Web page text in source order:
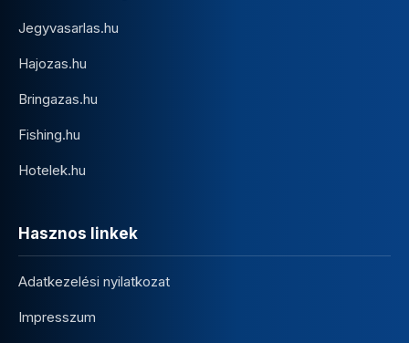
Jegyvasarlas.hu
Hajozas.hu
Bringazas.hu
Fishing.hu
Hotelek.hu
Hasznos linkek
Adatkezelési nyilatkozat
Impresszum